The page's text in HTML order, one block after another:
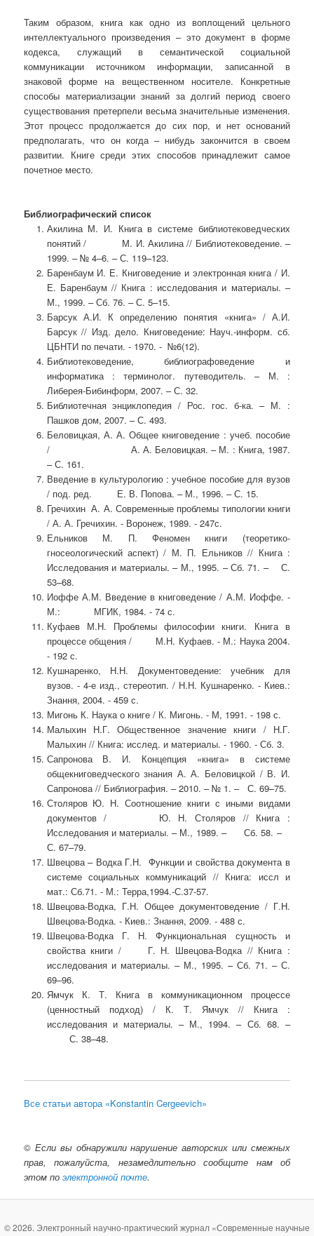
Таким образом, книга как одно из воплощений цельного
интеллектуального произведения – это документ в форме
кодекса, служащий в семантической социальной
коммуникации источником информации, записанной в
знаковой форме на вещественном носителе. Конкретные
способы материализации знаний за долгий период своего
существования претерпели весьма значительные изменения.
Этот процесс продолжается до сих пор, и нет оснований
предполагать, что он когда – нибудь закончится в своем
развитии. Книге среди этих способов принадлежит самое
почетное место.
Библиографический список
Акилина М. И. Книга в системе библиотековедческих
понятий / М. И. Акилина // Библиотековедение. –
1999. – № 4–6. – С. 119–123.
Баренбаум И. Е. Книговедение и электронная книга / И.
Е. Баренбаум // Книга : исследования и материалы. –
М., 1999. – Сб. 76. – С. 5–15.
Барсук А.И. К определению понятия «книга» / А.И.
Барсук // Изд. дело. Книговедение: Науч.-информ. сб.
ЦБНТИ по печати. - 1970. - №6(12).
Библиотековедение, библиографоведение и
информатика : терминолог. путеводитель. – М. :
Либерея-Бибинформ, 2007. – С. 32.
Библиотечная энциклопедия / Рос. гос. б-ка. – М. :
Пашков дом, 2007. – С. 493.
Беловицкая, А. А. Общее книговедение : учеб. пособие
/ А. А. Беловицкая. – М. : Книга, 1987.
– С. 161.
Введение в культурологию : учебное пособие для вузов
/ под. ред. Е. В. Попова. – М., 1996. – С. 15.
Гречихин А. А. Современные проблемы типологии книги
/ А. А. Гречихин. - Воронеж, 1989. - 247с.
Ельников М. П. Феномен книги (теоретико-
гносеологический аспект) / М. П. Ельников // Книга :
Исследования и материалы. – М., 1995. – Сб. 71. – С.
53–68.
Иоффе А.М. Введение в книговедение / А.М. Иоффе. -
М.: МГИК, 1984. - 74 с.
Куфаев М.Н. Проблемы философии книги. Книга в
процессе общения / М.Н. Куфаев. - М.: Наука 2004.
- 192 с.
Кушнаренко, Н.Н. Документоведение: учебник для
вузов. - 4-е изд., стереотип. / Н.Н. Кушнаренко. - Киев.:
Знання, 2004. - 459 с.
Мигонь К. Наука о книге / К. Мигонь. - М, 1991. - 198 с.
Малыхин Н.Г. Общественное значение книги / Н.Г.
Малыхин // Книга: исслед. и материалы. - 1960. - Сб. 3.
Сапронова В. И. Концепция «книга» в системе
общекниговедческого знания А. А. Беловицкой / В. И.
Сапронова // Библиография. – 2010. – № 1. – С. 69–75.
Столяров Ю. Н. Соотношение книги с иными видами
документов / Ю. Н. Столяров // Книга :
Исследования и материалы. – М., 1989. – Сб. 58. –
С. 67–79.
Швецова – Водка Г.Н. Функции и свойства документа в
системе социальных коммуникаций // Книга: иссл и
мат.: Сб.71. - М.: Терра,1994.-С.37-57.
Швецова-Водка, Г.Н. Общее документоведение / Г.Н.
Швецова-Водка. - Киев.: Знання, 2009. - 488 с.
Швецова-Водка Г. Н. Функциональная сущность и
свойства книги / Г. Н. Швецова-Водка // Книга :
исследования и материалы. – М., 1995. – Сб. 71. – С.
69–96.
Ямчук К. Т. Книга в коммуникационном процессе
(ценностный подход) / К. Т. Ямчук // Книга :
исследования и материалы. – М., 1994. – Сб. 68. –
С. 38–48.
Все статьи автора «Konstantin Cergeevich»
© Если вы обнаружили нарушение авторских или смежных
прав, пожалуйста, незамедлительно сообщите нам об
этом поэлектронной почте.
© 2026. Электронный научно-практический журнал «Современные научные